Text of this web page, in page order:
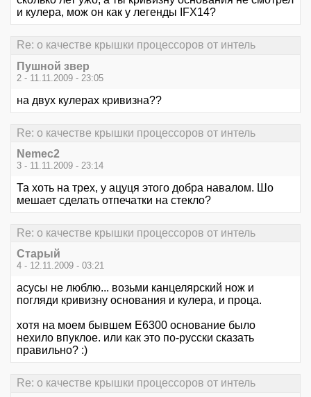
и кулера, мож он как у легенды IFX14?
Re: о качестве крышки процессоров от интель
Пушной звер
2 - 11.11.2009 - 23:05
на двух кулерах кривизна??
Re: о качестве крышки процессоров от интель
Nemec2
3 - 11.11.2009 - 23:14
Та хоть на трех, у ацуця этого добра навалом. Шо
мешает сделать отпечатки на стекло?
Re: о качестве крышки процессоров от интель
Старый
4 - 12.11.2009 - 03:21
асусы не люблю... возьми канцелярский нож и
погляди кривизну основания и кулера, и проца.
хотя на моем бывшем Е6300 основание было
нехило впуклое. или как это по-русски сказать
правильно? :)
Re: о качестве крышки процессоров от интель